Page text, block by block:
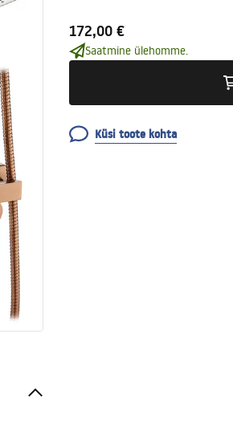
172,00 €
Saatmine ülehomme.
Küsi toote kohta